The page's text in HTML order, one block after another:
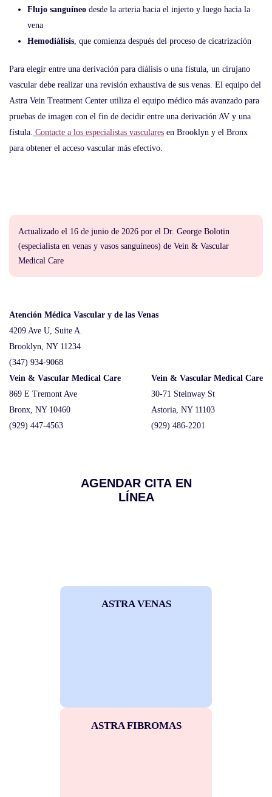
Flujo sanguíneo desde la arteria hacia el injerto y luego hacia la
vena
Hemodiálisis, que comienza después del proceso de cicatrización
Para elegir entre una derivación para diálisis o una fístula, un cirujano
vascular debe realizar una revisión exhaustiva de sus venas. El equipo del
Astra Vein Treatment Center utiliza el equipo médico más avanzado para
pruebas de imagen con el fin de decidir entre una derivación AV y una
fístula. Contacte a los especialistas vasculares en Brooklyn y el Bronx
para obtener el acceso vascular más efectivo.
Actualizado el 16 de junio de 2026 por el Dr. George Bolotin
(especialista en venas y vasos sanguíneos) de Vein & Vascular
Medical Care
Atención Médica Vascular y de las Venas
4209 Ave U, Suite A.
Brooklyn, NY 11234
(347) 934-9068
Vein & Vascular Medical Care
869 E Tremont Ave
Bronx, NY 10460
(929) 447-4563
Vein & Vascular Medical Care
30-71 Steinway St
Astoria, NY 11103
(929) 486-2201
AGENDAR CITA EN
LÍNEA
ASTRA VENAS
ASTRA FIBROMAS